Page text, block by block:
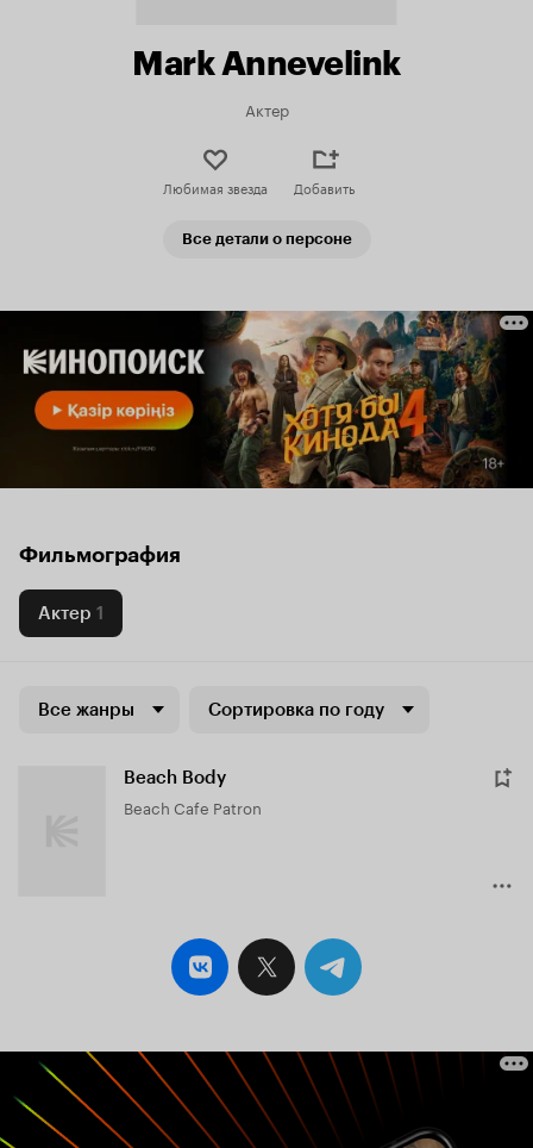
Mark Annevelink
Актер
Любимая звезда Добавить
Все детали о персоне
Фильмография
Актер 1
Все жанры Сортировка по году
Beach Body
Beach Cafe Patron